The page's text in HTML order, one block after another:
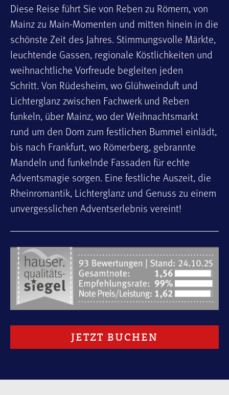
Diese Reise führt Sie von Reben zu Römern, von
Mainz zu Main-Momenten und mitten hinein in die
schönste Zeit des Jahres. Stimmungsvolle Märkte,
leuchtende Gassen, regionale Köstlichkeiten und
weihnachtliche Vorfreude begleiten jeden
Schritt. Von Rüdesheim, wo Glühweinduft und
Lichterglanz zwischen Fachwerk und Reben
funkeln, über Mainz, wo der Weihnachtsmarkt
rund um den Dom zum festlichen Bummel einlädt,
bis nach Frankfurt, wo Römerberg, gebrannte
Mandeln und funkelnde Fassaden für echte
Adventsmagie sorgen. Eine festliche Auszeit, die
Rheinromantik, Lichterglanz und Genuss zu einem
unvergesslichen Adventserlebnis vereint!
JETZT BUCHEN